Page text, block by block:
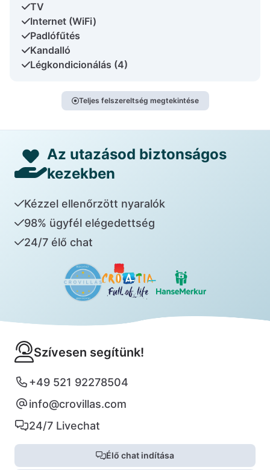
TV
Internet (WiFi)
Padlófűtés
Kandalló
Légkondicionálás (4)
Teljes felszereltség megtekintése
Az utazásod biztonságos
kezekben
Kézzel ellenőrzött nyaralók
98% ügyfél elégedettség
24/7 élő chat
Szívesen segítünk!
+49 521 92278504
info@crovillas.com
24/7 Livechat
Élő chat indítása